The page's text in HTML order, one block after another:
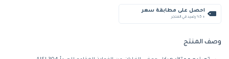
احصل على مطابقة سعر
+ %5 رصيد في المتجر
وصف المنتج